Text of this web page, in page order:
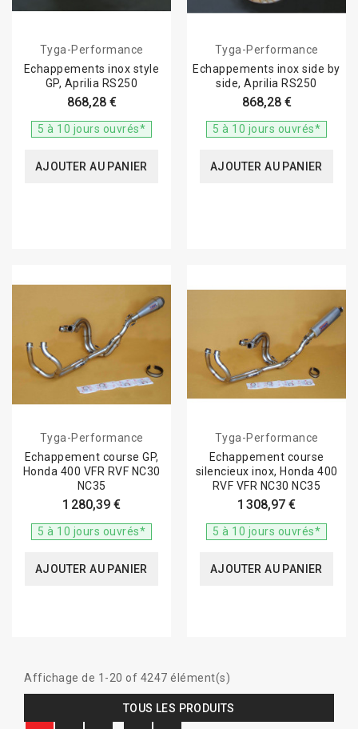
Tyga-Performance
Echappements inox style
GP, Aprilia RS250
868,28 €
5 à 10 jours ouvrés*
AJOUTER AU PANIER
Tyga-Performance
Echappements inox side by
side, Aprilia RS250
868,28 €
5 à 10 jours ouvrés*
AJOUTER AU PANIER
Tyga-Performance
Echappement course GP,
Honda 400 VFR RVF NC30
NC35
1 280,39 €
5 à 10 jours ouvrés*
AJOUTER AU PANIER
Tyga-Performance
Echappement course
silencieux inox, Honda 400
RVF VFR NC30 NC35
1 308,97 €
5 à 10 jours ouvrés*
AJOUTER AU PANIER
Affichage de 1-20 of 4247 élément(s)
TOUS LES PRODUITS